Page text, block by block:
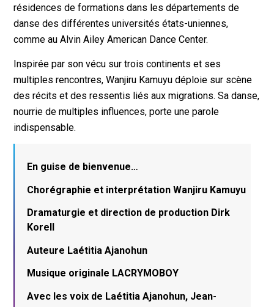
résidences de formations dans les départements de
danse des différentes universités états-uniennes,
comme au Alvin Ailey American Dance Center.
Inspirée par son vécu sur trois continents et ses
multiples rencontres, Wanjiru Kamuyu déploie sur scène
des récits et des ressentis liés aux migrations. Sa danse,
nourrie de multiples influences, porte une parole
indispensable.
En guise de bienvenue…
Chorégraphie et interprétation Wanjiru Kamuyu
Dramaturgie et direction de production Dirk
Korell
Auteure Laétitia Ajanohun
Musique originale LACRYMOBOY
Avec les voix de Laétitia Ajanohun, Jean-